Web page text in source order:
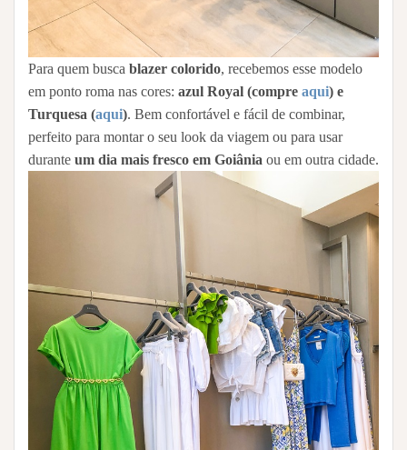
Para quem busca blazer colorido, recebemos esse modelo
em ponto roma nas cores: azul Royal (compre aqui) e
Turquesa (aqui). Bem confortável e fácil de combinar,
perfeito para montar o seu look da viagem ou para usar
durante um dia mais fresco em Goiânia ou em outra cidade.